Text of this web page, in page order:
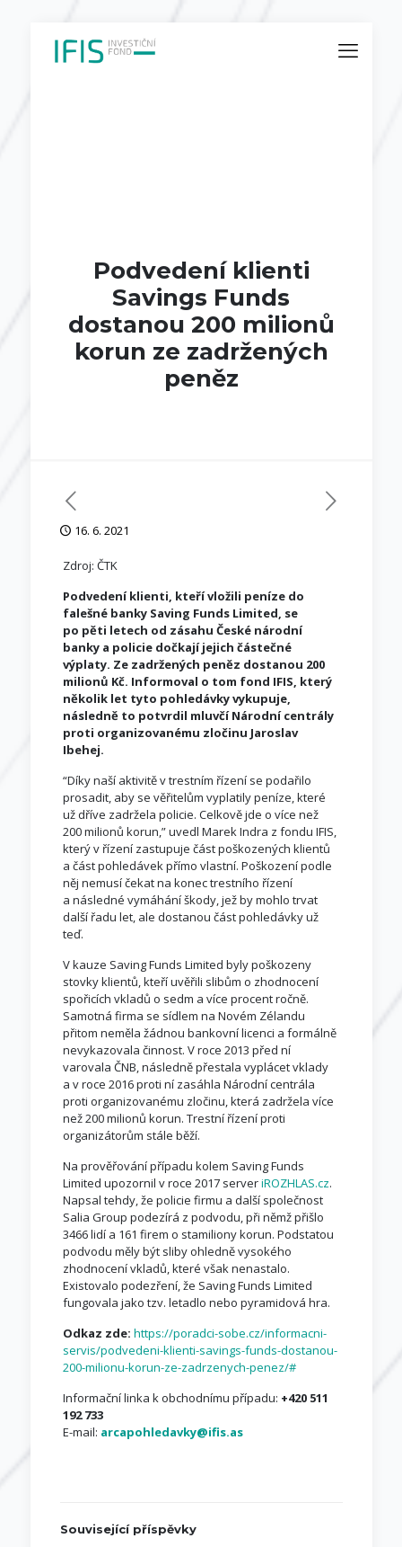
Podvedení klienti
Savings Funds
dostanou 200 milionů
korun ze zadržených
peněz
16. 6. 2021
Zdroj: ČTK
Podvedení klienti, kteří vložili peníze do
falešné banky Saving Funds Limited, se
po pěti letech od zásahu České národní
banky a policie dočkají jejich částečné
výplaty. Ze zadržených peněz dostanou 200
milionů Kč. Informoval o tom fond IFIS, který
několik let tyto pohledávky vykupuje,
následně to potvrdil mluvčí Národní centrály
proti organizovanému zločinu Jaroslav
Ibehej.
“Díky naší aktivitě v trestním řízení se podařilo
prosadit, aby se věřitelům vyplatily peníze, které
už dříve zadržela policie. Celkově jde o více než
200 milionů korun,” uvedl Marek Indra z fondu IFIS,
který v řízení zastupuje část poškozených klientů
a část pohledávek přímo vlastní. Poškození podle
něj nemusí čekat na konec trestního řízení
a následné vymáhání škody, jež by mohlo trvat
další řadu let, ale dostanou část pohledávky už
teď.
V kauze Saving Funds Limited byly poškozeny
stovky klientů, kteří uvěřili slibům o zhodnocení
spořicích vkladů o sedm a více procent ročně.
Samotná firma se sídlem na Novém Zélandu
přitom neměla žádnou bankovní licenci a formálně
nevykazovala činnost. V roce 2013 před ní
varovala ČNB, následně přestala vyplácet vklady
a v roce 2016 proti ní zasáhla Národní centrála
proti organizovanému zločinu, která zadržela více
než 200 milionů korun. Trestní řízení proti
organizátorům stále běží.
Na prověřování případu kolem Saving Funds
Limited upozornil v roce 2017 serveriROZHLAS.cz.
Napsal tehdy, že policie firmu a další společnost
Salia Group podezírá z podvodu, při němž přišlo
3466 lidí a 161 firem o stamiliony korun. Podstatou
podvodu měly být sliby ohledně vysokého
zhodnocení vkladů, které však nenastalo.
Existovalo podezření, že Saving Funds Limited
fungovala jako tzv. letadlo nebo pyramidová hra.
Odkaz zde: https://poradci-sobe.cz/informacni-
servis/podvedeni-klienti-savings-funds-dostanou-
200-milionu-korun-ze-zadrzenych-penez/#
Informační linka k obchodnímu případu: +420 511
192 733
E-mail: arcapohledavky@ifis.as
Související příspěvky